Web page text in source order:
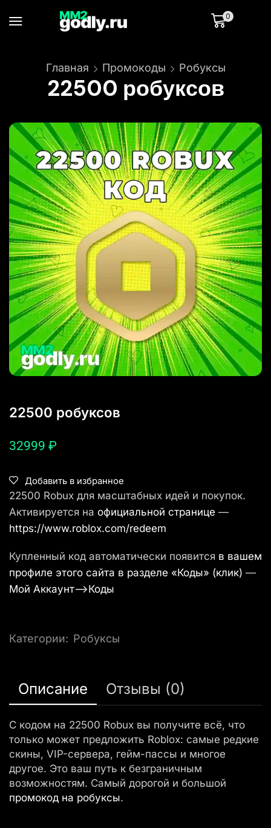
0
Главная Промокоды Робуксы
22500 робуксов
22500 робуксов
32999 ₽
Добавить в избранное
22500 Robux для масштабных идей и покупок.
Активируется на официальной странице —
https://www.roblox.com/redeem
Купленный код автоматически появится в вашем
профиле этого сайта в разделе «Коды» (клик) —
Мой Аккаунт—>Коды
Категории: Робуксы
Описание Отзывы (0)
С кодом на 22500 Robux вы получите всё, что
только может предложить Roblox: самые редкие
скины, VIP-сервера, гейм-пассы и многое
другое. Это ваш путь к безграничным
возможностям. Самый дорогой и большой
промокод на робуксы.